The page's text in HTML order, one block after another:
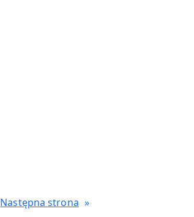
Następna strona »